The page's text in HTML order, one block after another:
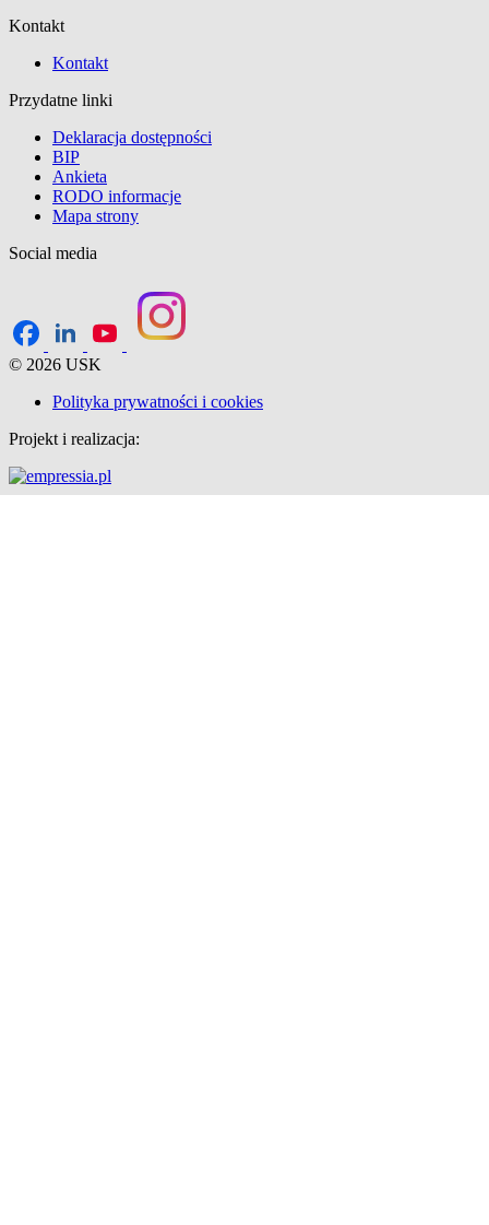
Kontakt
Kontakt
Przydatne linki
Deklaracja dostępności
BIP
Ankieta
RODO informacje
Mapa strony
Social media
© 2026 USK
Polityka prywatności i cookies
Projekt i realizacja: